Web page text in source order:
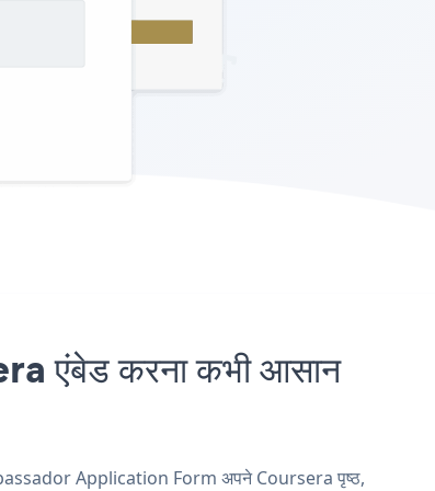
एंबेड करना कभी आसान
Application Form अपने Coursera पृष्ठ,